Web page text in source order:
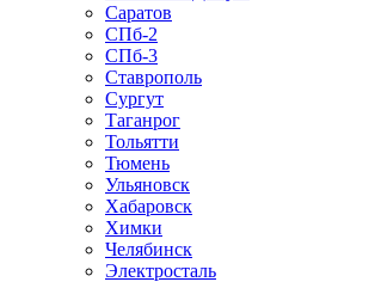
Саратов
СПб-2
СПб-3
Ставрополь
Сургут
Таганрог
Тольятти
Тюмень
Ульяновск
Хабаровск
Химки
Челябинск
Электросталь